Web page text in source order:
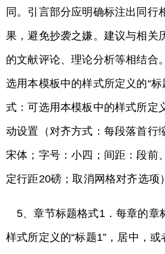
同。引言部分应明确标注出同行
果，避免抄袭之嫌。建议与相关
的文献评论、理论分析等相结合
选用本模板中的样式所定义的“
式：可选用本模板中的样式所定
动设置（对齐方式：每段落首行
宋体；字号：小四；间距：段前
定行距20磅；取消网格对齐选项
5、章节标题格式1．每章的章
样式所定义的“标题1”，居中，或